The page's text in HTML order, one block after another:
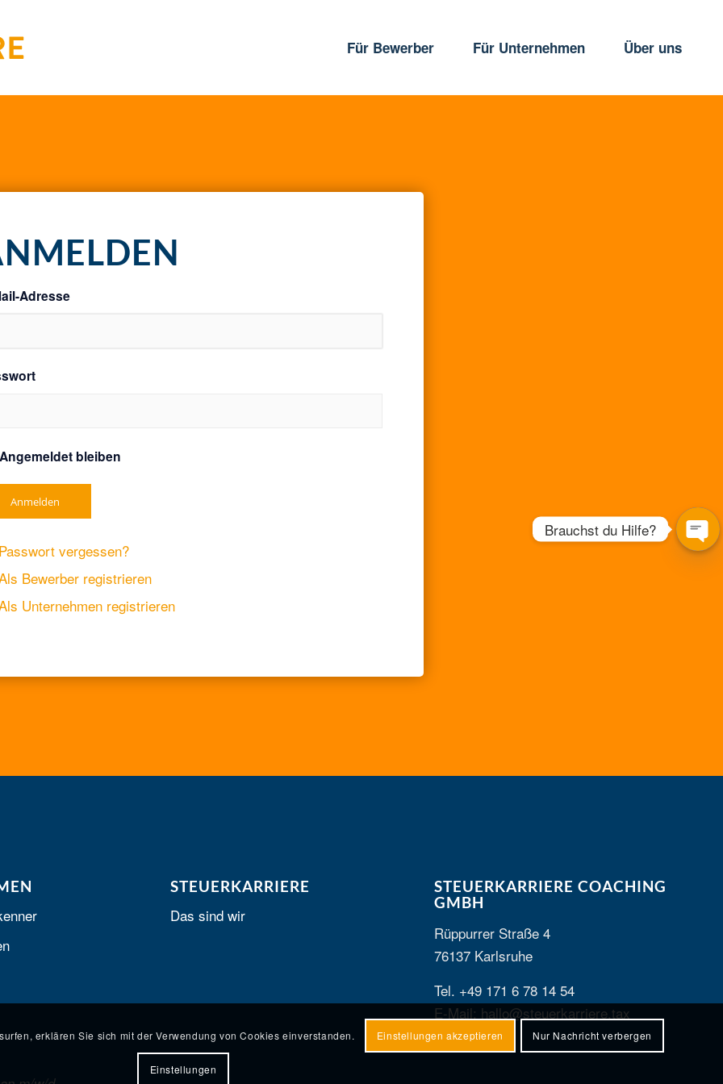
Für Bewerber Für Unternehmen Über uns
Adresse
Angemeldet bleiben
Anmelden
vergessen?
Bewerber registrieren
Unternehmen registrieren
STEUERKARRIERE
Das sind wir
STEUERKARRIERE COACHING
GMBH
Rüppurrer Straße 4
76137 Karlsruhe
Tel. +49 171 6 78 14 54
E-Mail: hallo@steuerkarriere.tax
erklären Sie sich mit der Verwendung von Cookies einverstanden. Einstellungen akzeptieren Nur Nachricht verbergen
Einstellungen
Brauchst du Hilfe?
Open